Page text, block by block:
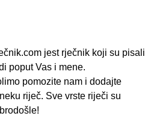
jest rječnik koji su pisali
poput Vas i mene.
pomozite nam i dodajte
riječ. Sve vrste riječi su